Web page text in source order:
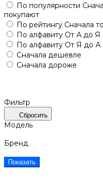
По популярности
покупают
По рейтингу Сначала
По алфавиту От А до Я
По алфавиту От Я до А
Сначала дешевле
Сначала дороже
Фильтр
Сбросить
Модель
Бренд
Показать